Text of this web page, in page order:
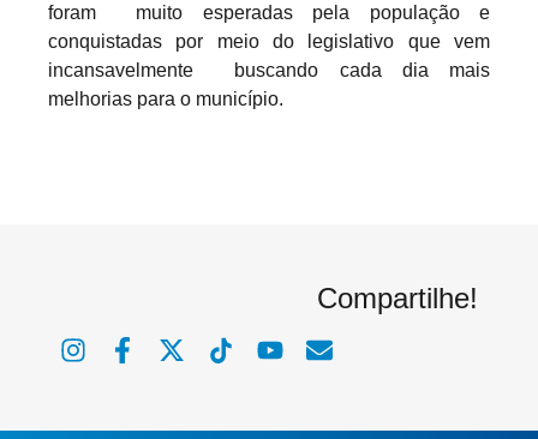
foram muito esperadas pela população e
conquistadas por meio do legislativo que vem
incansavelmente buscando cada dia mais
melhorias para o município.
Compartilhe!